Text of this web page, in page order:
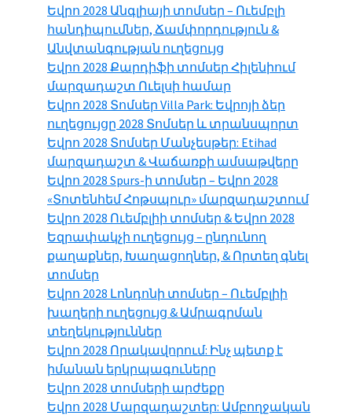
Եվրո 2028 Անգլիայի տոմսեր – Ուեմբլի
հանդիպումներ, Ճամփորդություն &
Անվտանգության ուղեցույց
Եվրո 2028 Քարդիֆի տոմսեր Հիլենիում
մարզադաշտ Ուելսի համար
Եվրո 2028 Տոմսեր Villa Park: Եվրոյի ձեր
ուղեցույցը 2028 Տոմսեր և տրանսպորտ
Եվրո 2028 Տոմսեր Մանչեսթեր: Etihad
մարզադաշտ & Վաճառքի ամսաթվերը
Եվրո 2028 Spurs-ի տոմսեր – Եվրո 2028
«Տոտենհեմ Հոթսպուր» մարզադաշտում
Եվրո 2028 Ուեմբլիի տոմսեր & Եվրո 2028
Եզրափակչի ուղեցույց – ընդունող
քաղաքներ, Խաղացողներ, & Որտեղ գնել
տոմսեր
Եվրո 2028 Լոնդոնի տոմսեր – Ուեմբլիի
խաղերի ուղեցույց & Ամրագրման
տեղեկություններ
Եվրո 2028 Որակավորում: Ինչ պետք է
իմանան երկրպագուները
Եվրո 2028 տոմսերի արժեքը
Եվրո 2028 Մարզադաշտեր: Ամբողջական